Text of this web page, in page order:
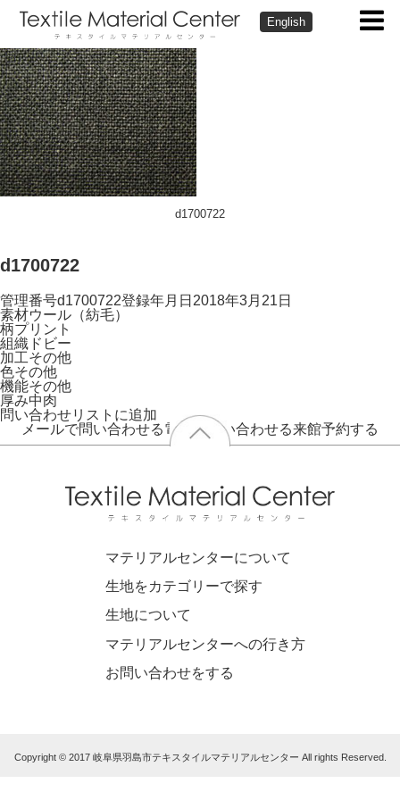
English
d1700722
d1700722
管理番号d1700722登録年月日 2018年3月21日
素材ウール（紡毛）
柄プリント
組織 ドビー
加工その他
色その他
機能その他
厚み中肉
問い合わせリストに追加
メールで問い合わせる電話で問い合わせる来館予約する
マテリアルセンターについて
生地をカテゴリーで探す
生地について
マテリアルセンターへの行き方
お問い合わせをする
Copyright © 2017 岐阜県羽島市テキスタイルマテリアルセンター All rights Reserved.